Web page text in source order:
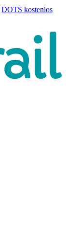
DOTS kostenlos